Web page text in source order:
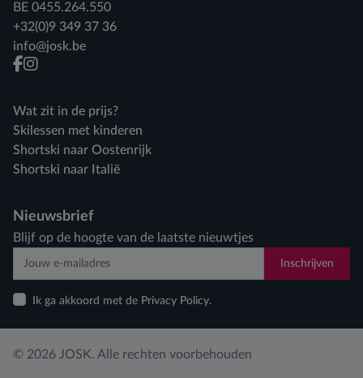
BE 0455.264.550
+32(0)9 349 37 36
info@josk.be
facebook
instagram
Wat zit in de prijs?
Skilessen met kinderen
Shortski naar Oostenrijk
Shortski naar Italië
Nieuwsbrief
Blijf op de hoogte van de laatste nieuwtjes
Inschrijven
Ik ga akkoord met de Privacy Policy.
© 2026 JOSK. Alle rechten voorbehouden